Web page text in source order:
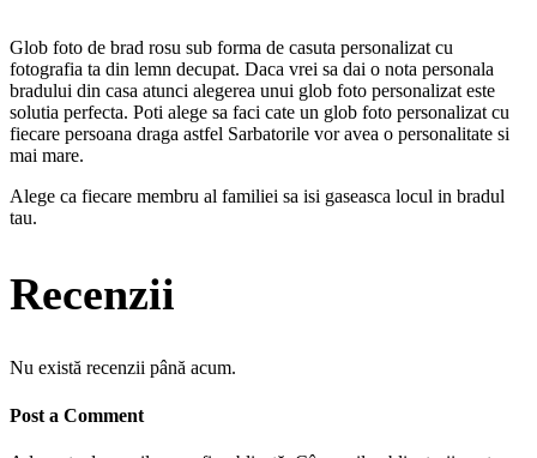
Glob foto de brad rosu sub forma de casuta personalizat cu
fotografia ta din lemn decupat. Daca vrei sa dai o nota personala
bradului din casa atunci alegerea unui glob foto personalizat este
solutia perfecta. Poti alege sa faci cate un glob foto personalizat cu
fiecare persoana draga astfel Sarbatorile vor avea o personalitate si
mai mare.
Alege ca fiecare membru al familiei sa isi gaseasca locul in bradul
tau.
Recenzii
Nu există recenzii până acum.
Post a Comment